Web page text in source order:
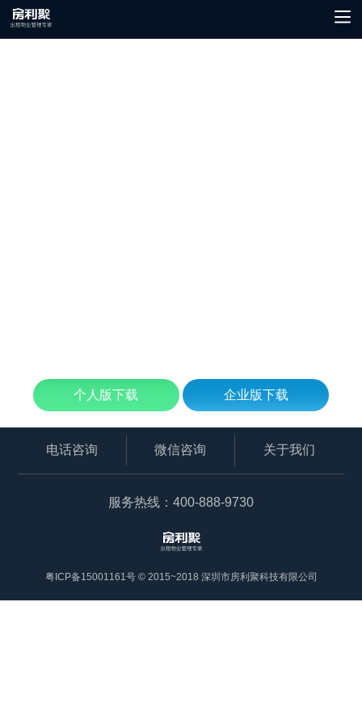
个人版下载 企业版下载
电话咨询 微信咨询 关于我们
服务热线：400-888-9730
粤ICP备15001161号 © 2015~2018 深圳市房利聚科技有限公司